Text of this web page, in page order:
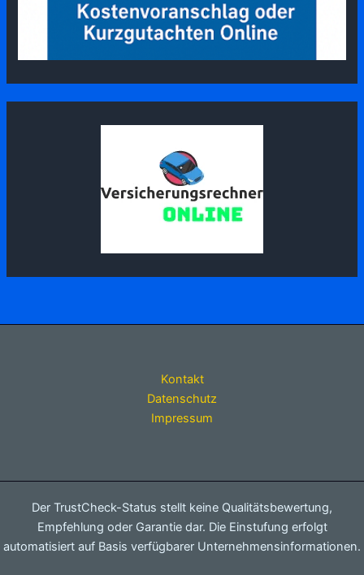
Kontakt
Datenschutz
Impressum
Der TrustCheck-Status stellt keine Qualitätsbewertung,
Empfehlung oder Garantie dar. Die Einstufung erfolgt
automatisiert auf Basis verfügbarer Unternehmensinformationen.